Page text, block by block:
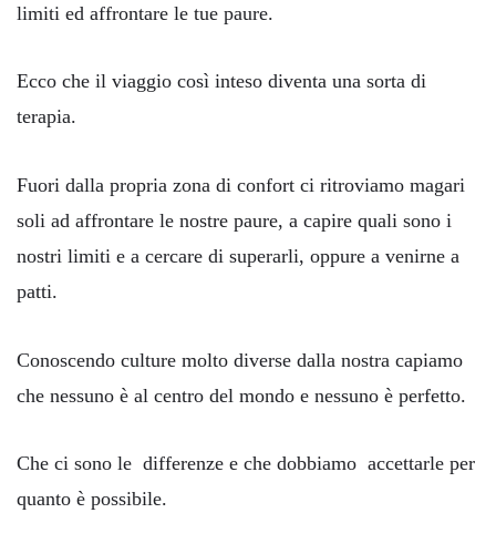
limiti ed affrontare le tue paure.
Ecco che il viaggio così inteso diventa una sorta di
terapia.
Fuori dalla propria zona di confort ci ritroviamo magari
soli ad affrontare le nostre paure, a capire quali sono i
nostri limiti e a cercare di superarli, oppure a venirne a
patti.
Conoscendo culture molto diverse dalla nostra capiamo
che nessuno è al centro del mondo e nessuno è perfetto.
Che ci sono le differenze e che dobbiamo accettarle per
quanto è possibile.